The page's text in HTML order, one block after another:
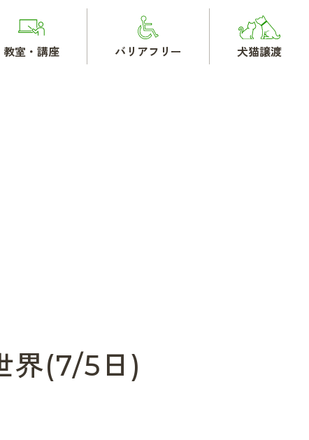
教室・講座 バリアフリー 犬猫譲渡
界(7/5日)